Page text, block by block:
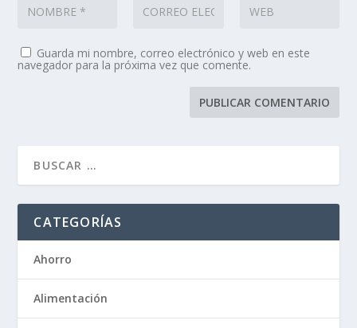
Guarda mi nombre, correo electrónico y web en este
navegador para la próxima vez que comente.
CATEGORÍAS
Ahorro
Alimentación